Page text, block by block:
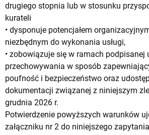
drugiego stopnia lub w stosunku
kurateli
• dysponuje potencjałem
niezbędnym do wykonania usługi,
• zobowiązuje się w ramach podpisanej
przechowywania w sposób
poufność i bezpieczeństwo oraz
dokumentacji związanej z niniejszym
grudnia 2026 r.
Potwierdzenie powyższych warunków
załączniku nr 2 do niniejszego